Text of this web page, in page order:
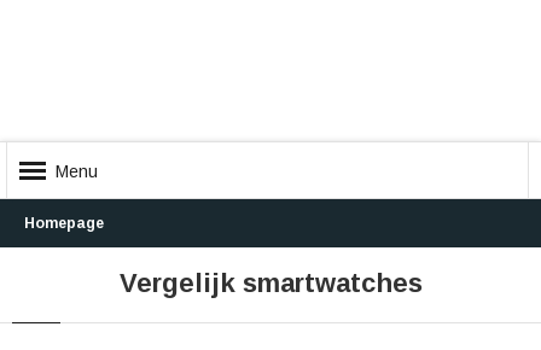
Menu
Homepage
Vergelijk smartwatches